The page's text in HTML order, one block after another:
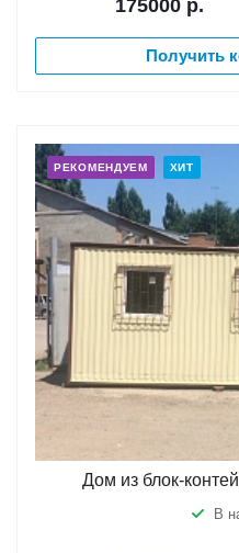
175000 р.
Получить
РЕКОМЕНДУЕМ ХИТ
Дом из блок-
В